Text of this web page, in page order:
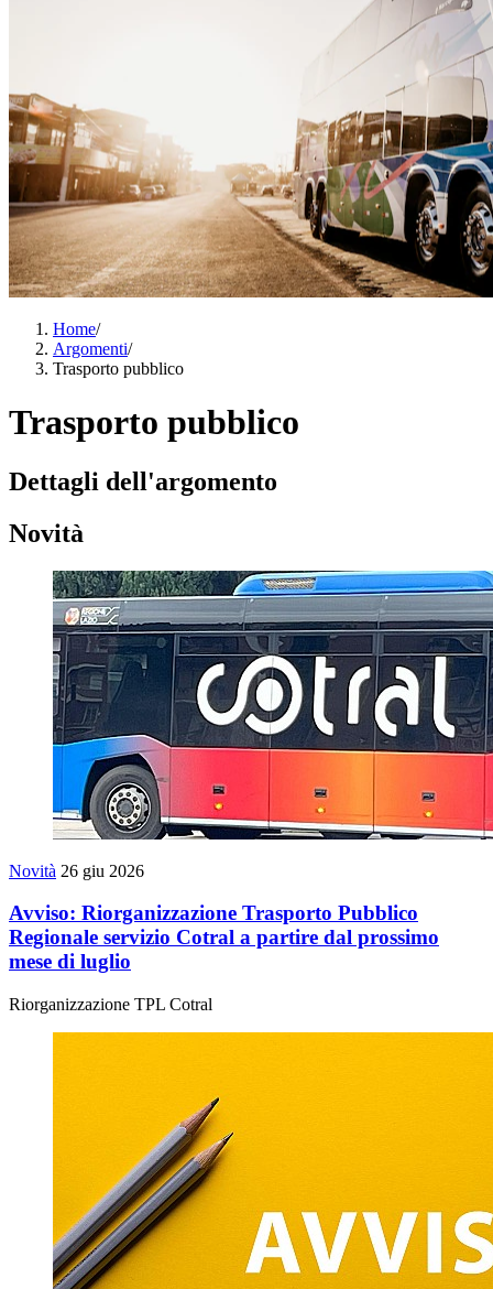
Home/
Argomenti/
Trasporto pubblico
Trasporto pubblico
Dettagli dell'argomento
Novità
Novità 26 giu 2026
Avviso: Riorganizzazione Trasporto Pubblico
Regionale servizio Cotral a partire dal prossimo
mese di luglio
Riorganizzazione TPL Cotral